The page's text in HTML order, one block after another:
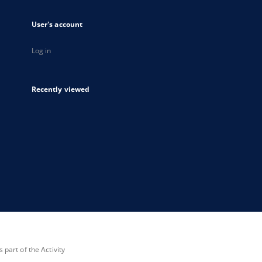
User's account
Log in
Recently viewed
part of the Activity